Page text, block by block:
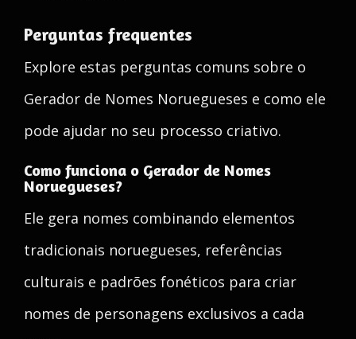
Perguntas frequentes
Explore estas perguntas comuns sobre o
Gerador de Nomes Noruegueses e como ele
pode ajudar no seu processo criativo.
Como funciona o Gerador de Nomes
Noruegueses?
Ele gera nomes combinando elementos
tradicionais noruegueses, referências
culturais e padrões fonéticos para criar
nomes de personagens exclusivos a cada